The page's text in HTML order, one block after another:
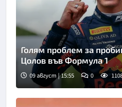
Голям проблем за
Цолов във Формула 1
09 август | 15:55 0